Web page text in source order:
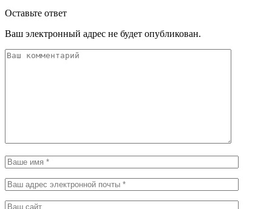
Оставьте ответ
Ваш электронный адрес не будет опубликован.